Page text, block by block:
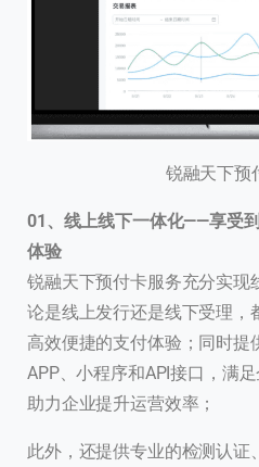
锐融天下预
01、 线上线下一体化——享受
体验
锐融天下预付卡服务充分实现
论是线上发行还是线下受理，
高效便捷的支付体验；同时提
APP、小程序和API接口，满
助力企业提升运营效率；
此外，还提供专业的检测认证